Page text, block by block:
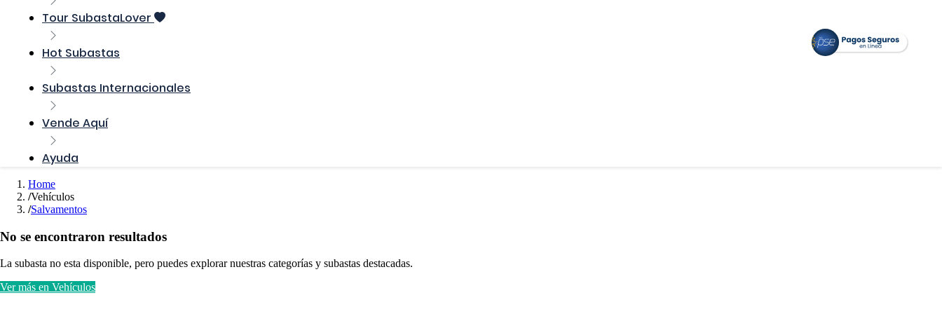
Tour SubastaLover
Hot Subastas
Subastas Internacionales
Vende Aquí
Ayuda
Home
Vehículos
Salvamentos
No se encontraron resultados
La subasta no esta disponible, pero puedes explorar nuestras categorías y subastas destacadas.
Ver más en Vehículos